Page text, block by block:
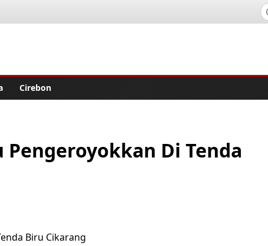
Cirebon
Di Tenda